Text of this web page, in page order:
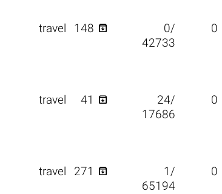
travel 148 
0/
42733
0
travel 41 
24/
17686
0
travel 271 
1/
65194
0